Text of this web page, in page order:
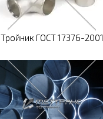
Тройник ГОСТ 17376-2001